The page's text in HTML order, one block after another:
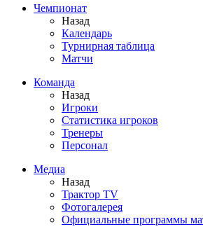
Чемпионат
Назад
Календарь
Турнирная таблица
Матчи
Команда
Назад
Игроки
Статистика игроков
Тренеры
Персонал
Медиа
Назад
Трактор TV
Фотогалерея
Официальные программы